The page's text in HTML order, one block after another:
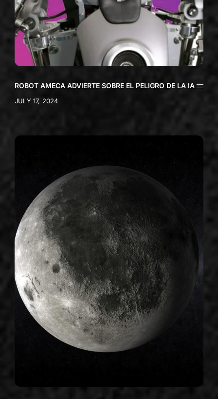
ROBOT AMECA ADVIERTE SOBRE EL PELIGRO DE LA IA
JULY 17, 2024